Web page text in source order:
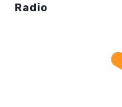
Radio